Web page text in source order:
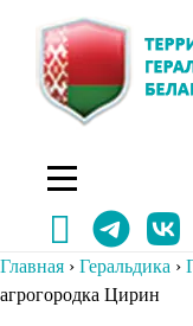
содержимому
Главная › Геральдика ›
агрогородка Цирин